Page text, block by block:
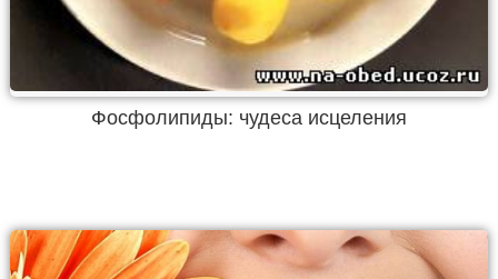
Фосфолипиды: чудеса исцеления